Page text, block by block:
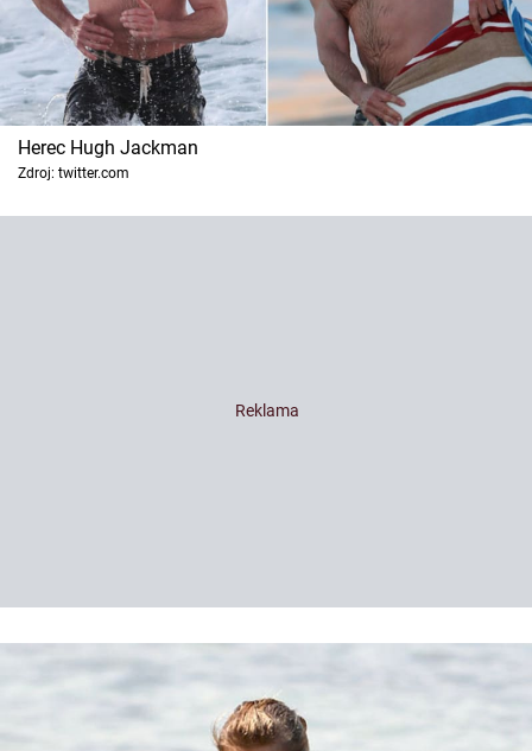
Herec Hugh Jackman
Zdroj: twitter.com